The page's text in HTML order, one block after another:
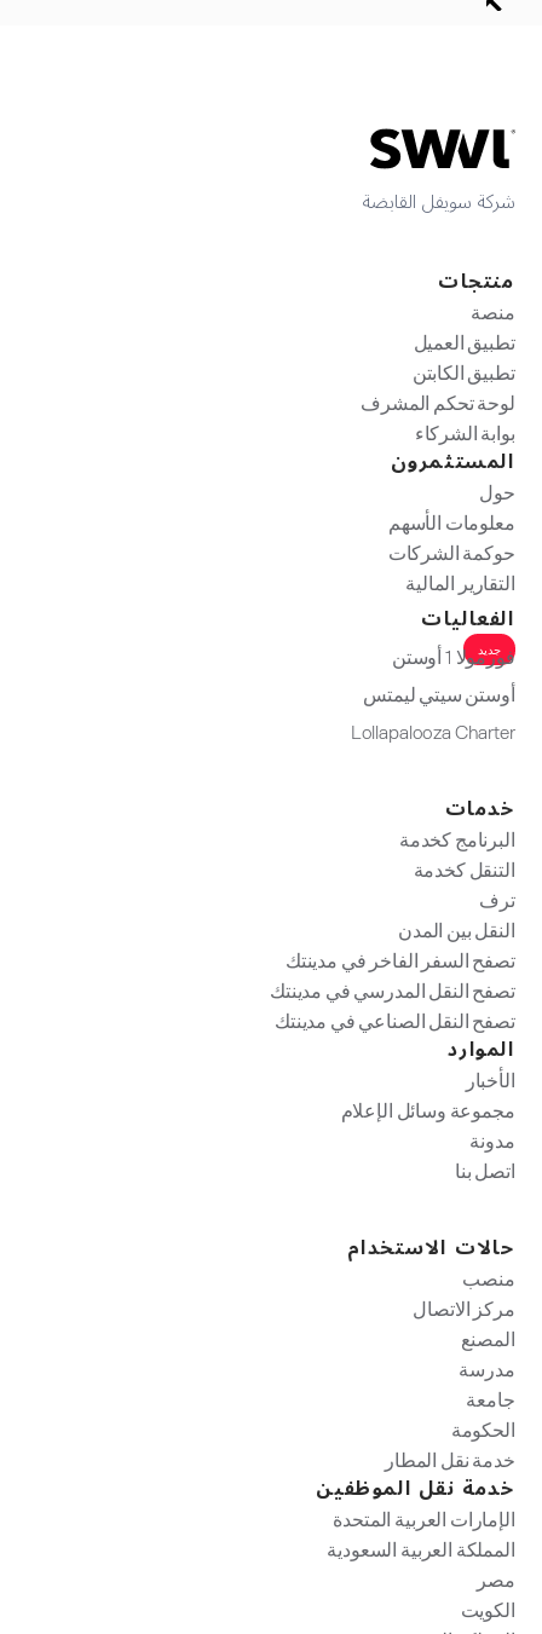
شركة سويفل القابضة
منتجات
منصة
تطبيق العميل
تطبيق الكابتن
لوحة تحكم المشرف
بوابة الشركاء
المستثمرون
حول
معلومات الأسهم
حوكمة الشركات
التقارير المالية
الفعاليات
جديد
فورمولا 1 أوستن
أوستن سيتي ليمتس
Lollapalooza Charter
خدمات
البرنامج كخدمة
التنقل كخدمة
ترف
النقل بين المدن
تصفح السفر الفاخر في مدينتك
تصفح النقل المدرسي في مدينتك
تصفح النقل الصناعي في مدينتك
الموارد
الأخبار
مجموعة وسائل الإعلام
مدونة
اتصل بنا
حالات الاستخدام
منصب
مركز الاتصال
المصنع
مدرسة
جامعة
الحكومة
خدمة نقل المطار
خدمة نقل الموظفين
الإمارات العربية المتحدة
المملكة العربية السعودية
مصر
الكويت